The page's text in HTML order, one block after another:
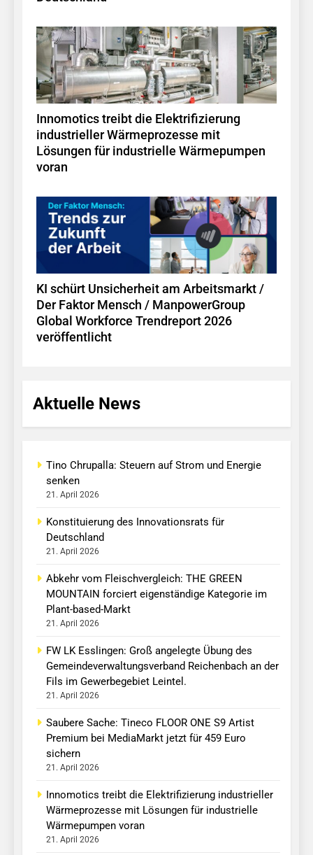
Innomotics treibt die Elektrifizierung
industrieller Wärmeprozesse mit
Lösungen für industrielle Wärmepumpen
voran
KI schürt Unsicherheit am Arbeitsmarkt /
Der Faktor Mensch / ManpowerGroup
Global Workforce Trendreport 2026
veröffentlicht
Aktuelle News
Tino Chrupalla: Steuern auf Strom und Energie
senken
21. April 2026
Konstituierung des Innovationsrats für
Deutschland
21. April 2026
Abkehr vom Fleischvergleich: THE GREEN
MOUNTAIN forciert eigenständige Kategorie im
Plant-based-Markt
21. April 2026
FW LK Esslingen: Groß angelegte Übung des
Gemeindeverwaltungsverband Reichenbach an der
Fils im Gewerbegebiet Leintel.
21. April 2026
Saubere Sache: Tineco FLOOR ONE S9 Artist
Premium bei MediaMarkt jetzt für 459 Euro
sichern
21. April 2026
Innomotics treibt die Elektrifizierung industrieller
Wärmeprozesse mit Lösungen für industrielle
Wärmepumpen voran
21. April 2026